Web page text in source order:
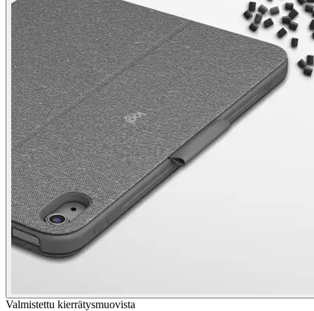
Valmistettu kierrätysmuovista